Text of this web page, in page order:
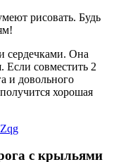
рисовать. Будь
сердечками. Она
Если совместить 2
и довольного
хорошая
с крыльями